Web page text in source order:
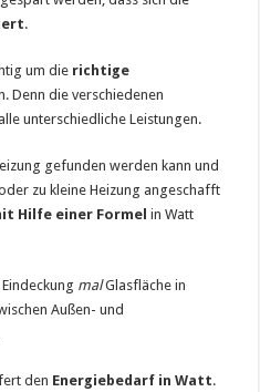
.
um die richtige
Denn die verschiedenen
unterschiedliche Leistungen.
gefunden werden kann und
zu kleine Heizung angeschafft
Hilfe einer Formel in Watt
malGlasfläche in
Außen- und
den Energiebedarf in Watt.